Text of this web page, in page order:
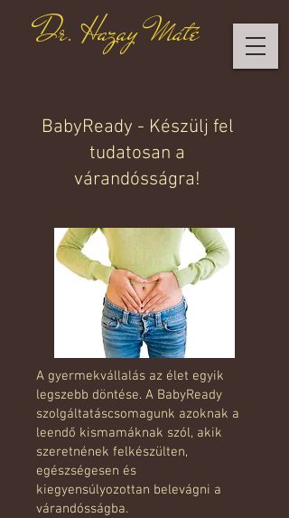
Dr. Hazay Máté
BabyReady - Készülj fel
tudatosan a
várandósságra!
A gyermekvállalás az élet egyik
legszebb döntése. A BabyReady
szolgáltatáscsomagunk azoknak a
leendő kismamáknak szól, akik
szeretnének felkészülten,
egészségesen és
kiegyensúlyozottan belevágni a
várandósságba.